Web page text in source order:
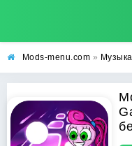
Mods-menu.com »